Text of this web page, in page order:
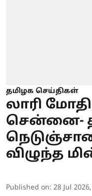
தமிழக செய்திகள்
லாரி
சென்னை-
விழுந்த
Published on: 28 Jul